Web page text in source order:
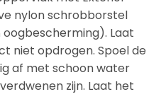
nylon schrobborstel
Laat
niet opdrogen. Spoel de
af met schoon water
zijn. Laat het